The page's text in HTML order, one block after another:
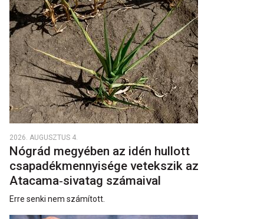
2026. AUGUSZTUS 4.
Nógrád megyében az idén hullott
csapadékmennyisége vetekszik az
Atacama‑sivatag számaival
Erre senki nem számított.